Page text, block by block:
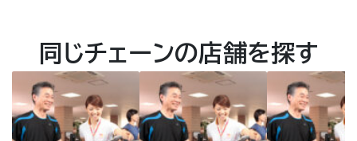
同じチェーンの店舗を探す